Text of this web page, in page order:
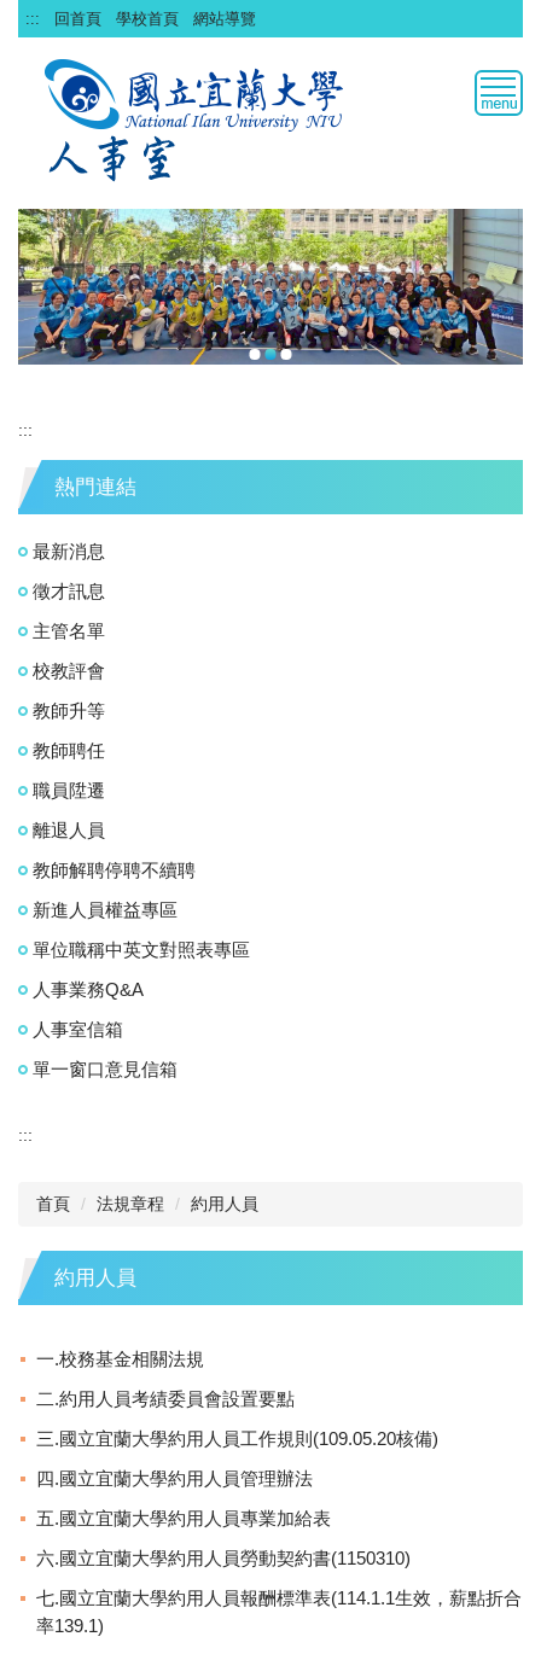
跳
到
::: 回首頁 學校首頁 網站導覽
:::
熱門連結
最新消息
徵才訊息
主管名單
校教評會
教師升等
教師聘任
職員陞遷
離退人員
教師解聘停聘不續聘
新進人員權益專區
單位職稱中英文對照表專區
人事業務Q&A
人事室信箱
單一窗口意見信箱
:::
首頁 法規章程 約用人員
約用人員
一.校務基金相關法規
二.約用人員考績委員會設置要點
三.國立宜蘭大學約用人員工作規則(109.05.20核備)
四.國立宜蘭大學約用人員管理辦法
五.國立宜蘭大學約用人員專業加給表
六.國立宜蘭大學約用人員勞動契約書(1150310)
七.國立宜蘭大學約用人員報酬標準表(114.1.1生效，薪點折合
率139.1)